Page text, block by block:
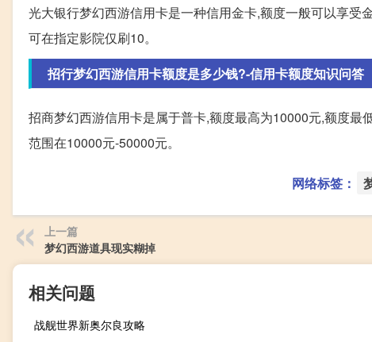
光大银行梦幻西游信用卡是一种信用金卡,额度一般可以享
可在指定影院仅刷10。
招行梦幻西游信用卡额度是多少钱?-信用卡额度知识问答
招商梦幻西游信用卡是属于普卡,额度最高为10000元,额度
范围在10000元-50000元。
网络标签：
上一篇
梦幻西游道具现实糊掉
相关问题
战舰世界新奥尔良攻略